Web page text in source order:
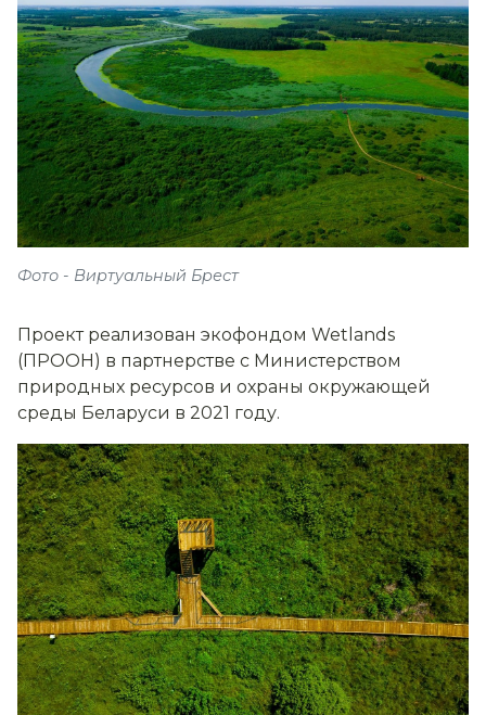
Фото - Виртуальный Брест
Проект реализован экофондом Wetlands
(ПРООН) в партнерстве с Министерством
природных ресурсов и охраны окружающей
среды Беларуси в 2021 году.